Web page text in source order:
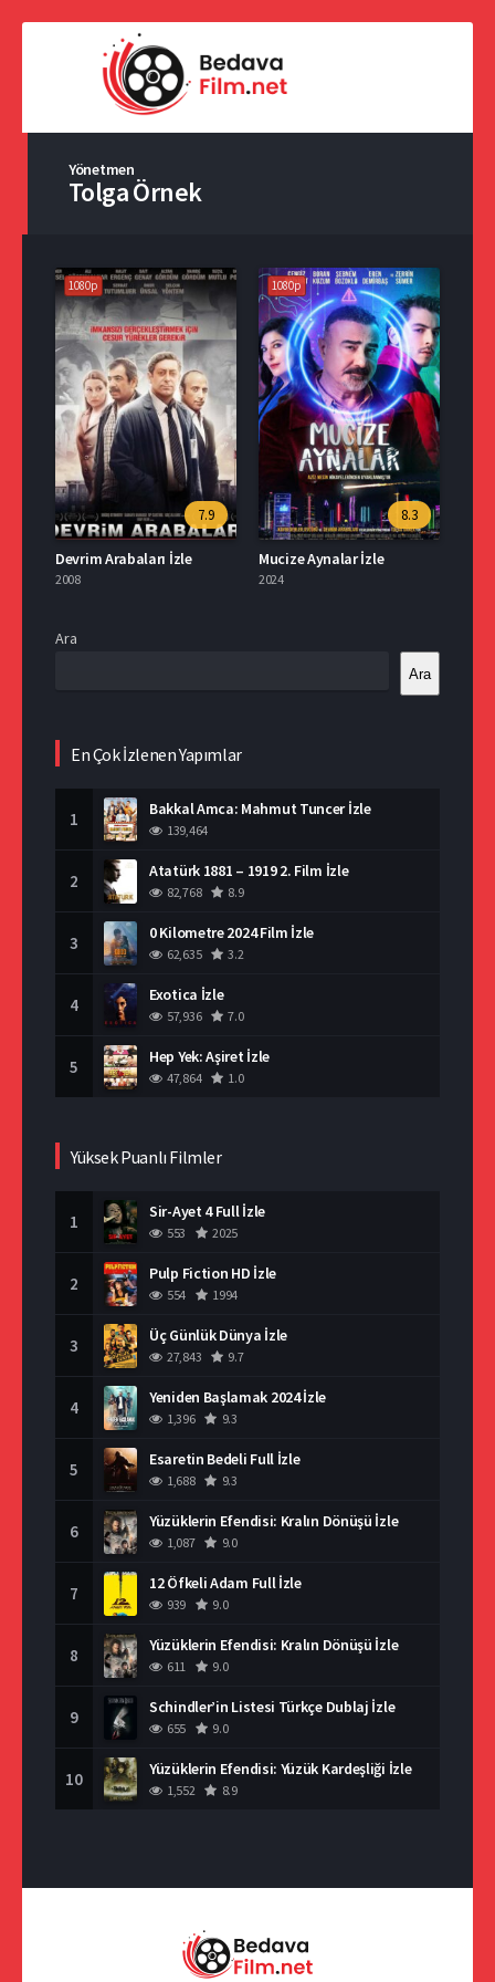
Yönetmen
Tolga Örnek
1080p
7.9
Devrim Arabaları İzle
2008
1080p
8.3
Mucize Aynalar İzle
2024
Ara
Ara
En Çok İzlenen Yapımlar
1 Bakkal Amca: Mahmut Tuncer İzle
139,464
2 Atatürk 1881 – 1919 2. Film İzle
82,768 8.9
3 0 Kilometre 2024 Film İzle
62,635 3.2
4 Exotica İzle
57,936 7.0
5 Hep Yek: Aşiret İzle
47,864 1.0
Yüksek Puanlı Filmler
1 Sir-Ayet 4 Full İzle
553 2025
2 Pulp Fiction HD İzle
554 1994
3 Üç Günlük Dünya İzle
27,843 9.7
4 Yeniden Başlamak 2024 İzle
1,396 9.3
5 Esaretin Bedeli Full İzle
1,688 9.3
6 Yüzüklerin Efendisi: Kralın Dönüşü İzle
1,087 9.0
7 12 Öfkeli Adam Full İzle
939 9.0
8 Yüzüklerin Efendisi: Kralın Dönüşü İzle
611 9.0
9 Schindler’in Listesi Türkçe Dublaj İzle
655 9.0
10 Yüzüklerin Efendisi: Yüzük Kardeşliği İzle
1,552 8.9